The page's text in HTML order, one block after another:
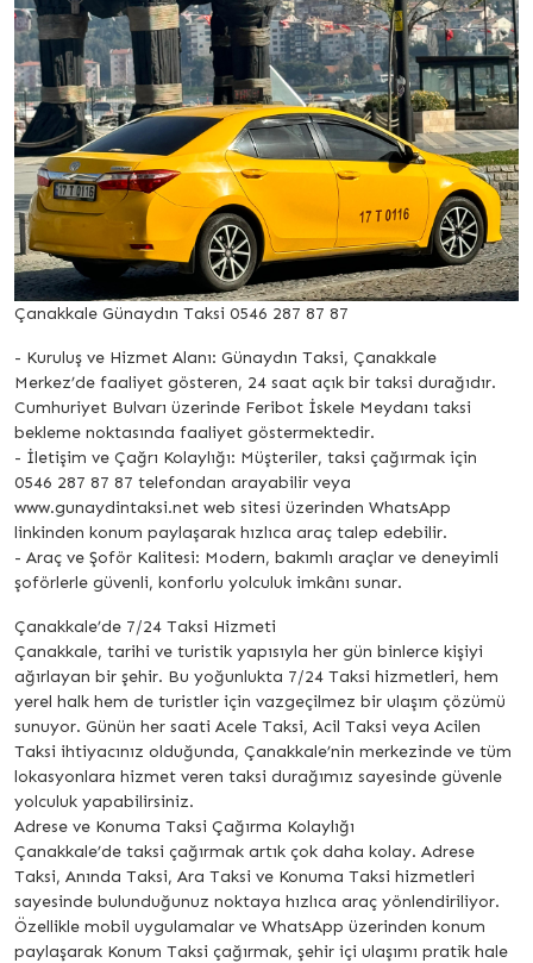
Çanakkale Günaydın Taksi 0546 287 87 87
- Kuruluş ve Hizmet Alanı: Günaydın Taksi, Çanakkale
Merkez’de faaliyet gösteren, 24 saat açık bir taksi durağıdır.
Cumhuriyet Bulvarı üzerinde Feribot İskele Meydanı taksi
bekleme noktasında faaliyet göstermektedir.
- İletişim ve Çağrı Kolaylığı: Müşteriler, taksi çağırmak için
0546 287 87 87 telefondan arayabilir veya
www.gunaydintaksi.net web sitesi üzerinden WhatsApp
linkinden konum paylaşarak hızlıca araç talep edebilir.
- Araç ve Şoför Kalitesi: Modern, bakımlı araçlar ve deneyimli
şoförlerle güvenli, konforlu yolculuk imkânı sunar.
Çanakkale’de 7/24 Taksi Hizmeti
Çanakkale, tarihi ve turistik yapısıyla her gün binlerce kişiyi
ağırlayan bir şehir. Bu yoğunlukta 7/24 Taksi hizmetleri, hem
yerel halk hem de turistler için vazgeçilmez bir ulaşım çözümü
sunuyor. Günün her saati Acele Taksi, Acil Taksi veya Acilen
Taksi ihtiyacınız olduğunda, Çanakkale’nin merkezinde ve tüm
lokasyonlara hizmet veren taksi durağımız sayesinde güvenle
yolculuk yapabilirsiniz.
Adrese ve Konuma Taksi Çağırma Kolaylığı
Çanakkale’de taksi çağırmak artık çok daha kolay. Adrese
Taksi, Anında Taksi, Ara Taksi ve Konuma Taksi hizmetleri
sayesinde bulunduğunuz noktaya hızlıca araç yönlendiriliyor.
Özellikle mobil uygulamalar ve WhatsApp üzerinden konum
paylaşarak Konum Taksi çağırmak, şehir içi ulaşımı pratik hale